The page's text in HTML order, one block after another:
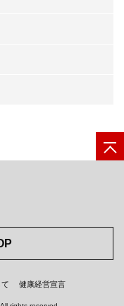
健康経営宣言